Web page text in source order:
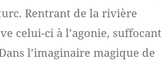
Rentrant de la rivière
celui-ci à l’agonie, suffocant
l’imaginaire magique de